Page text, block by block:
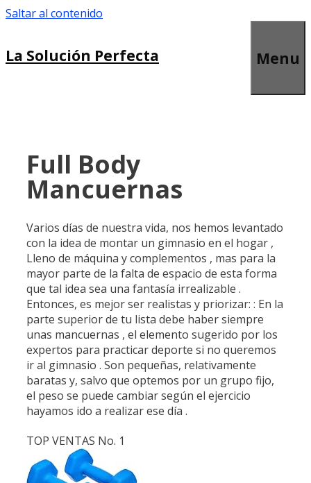
Saltar al contenido
La Solución Perfecta Menu
Full Body
Mancuernas
Varios días de nuestra vida, nos hemos levantado
con la idea de montar un gimnasio en el hogar ,
Lleno de máquina y complementos , mas para la
mayor parte de la falta de espacio de esta forma
que tal idea sea una fantasía irrealizable .
Entonces, es mejor ser realistas y priorizar: : En la
parte superior de tu lista debe haber siempre
unas mancuernas , el elemento sugerido por los
expertos para practicar deporte si no queremos
ir al gimnasio . Son pequeñas, relativamente
baratas y, salvo que optemos por un grupo fijo,
el peso se puede cambiar según el ejercicio
hayamos ido a realizar ese día .
TOP VENTAS No. 1